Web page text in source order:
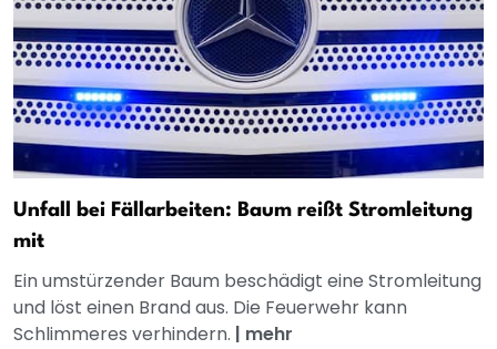
Unfall bei Fällarbeiten: Baum reißt Stromleitung
mit
Ein umstürzender Baum beschädigt eine Stromleitung
und löst einen Brand aus. Die Feuerwehr kann
Schlimmeres verhindern. | mehr